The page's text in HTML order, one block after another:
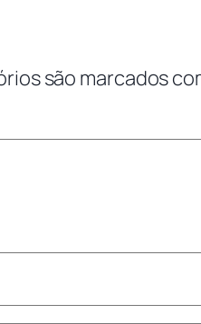
são marcados